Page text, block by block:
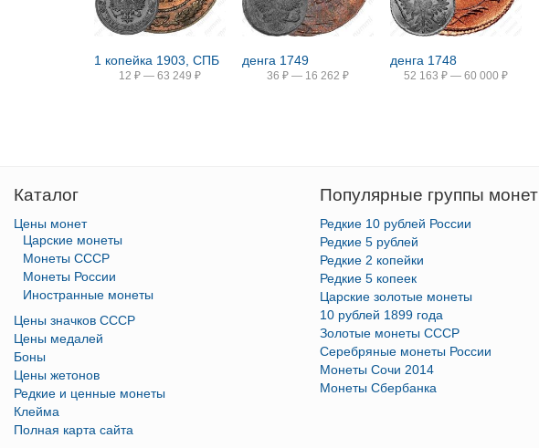
1 копейка 1903, СПБ
12 ₽ — 63 249 ₽
денга 1749
36 ₽ — 16 262 ₽
денга 1748
52 163 ₽ — 60 000 ₽
Каталог
Цены монет
Царские монеты
Монеты СССР
Монеты России
Иностранные монеты
Цены значков СССР
Цены медалей
Боны
Цены жетонов
Редкие и ценные монеты
Клейма
Полная карта сайта
Популярные группы монет
Редкие 10 рублей России
Редкие 5 рублей
Редкие 2 копейки
Редкие 5 копеек
Царские золотые монеты
10 рублей 1899 года
Золотые монеты СССР
Серебряные монеты России
Монеты Сочи 2014
Монеты Сбербанка